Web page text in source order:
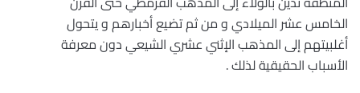
الخامس عشر الميلادي و من ثم تضيع أخبارهم و يتحول
أغلبيتهم إلى المذهب الإثني عشري الشيعي دون معرفة
الأسباب الحقيقية لذلك .